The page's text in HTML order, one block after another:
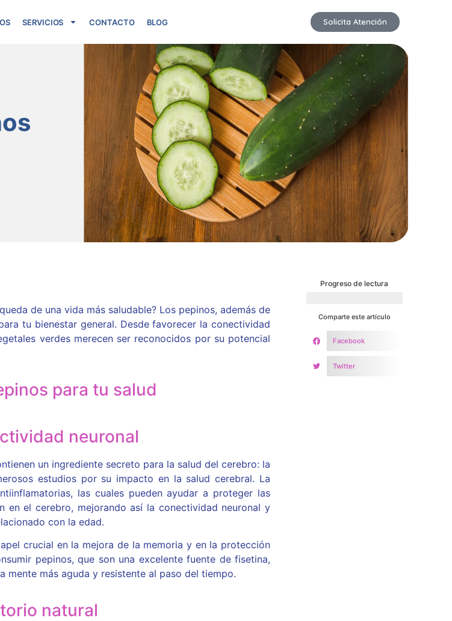
SERVICIOS CONTACTO BLOG Solicita Atención
de una vida más saludable? Los pepinos, además de
tu bienestar general. Desde favorecer la conectividad
verdes merecen ser reconocidos por su potencial
para tu salud
neuronal
un ingrediente secreto para la salud del cerebro: la
estudios por su impacto en la salud cerebral. La
las cuales pueden ayudar a proteger las
el cerebro, mejorando así la conectividad neuronal y
con la edad.
crucial en la mejora de la memoria y en la protección
pepinos, que son una excelente fuente de fisetina,
mente más aguda y resistente al paso del tiempo.
natural
Progreso de lectura
Comparte este artículo
Facebook
Twitter